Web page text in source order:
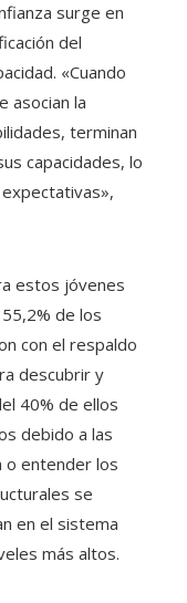
surge en
del
«Cuando
asocian la
terminan
capacidades, lo
estos jóvenes
de los
con el respaldo
descubrir y
40% de ellos
debido a las
o entender los
se
en el sistema
más altos.